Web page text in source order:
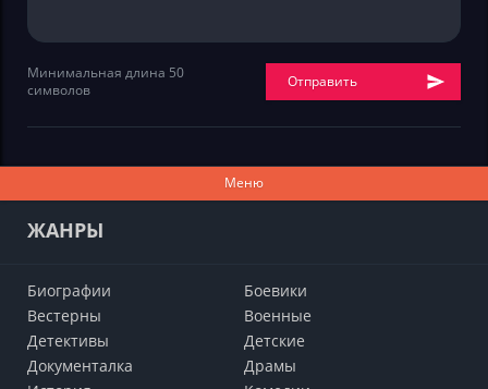
Минимальная длина 50
символов
Отправить
Меню
ЖАНРЫ
Биографии
Боевики
Вестерны
Военные
Детективы
Детские
Документалка
Драмы